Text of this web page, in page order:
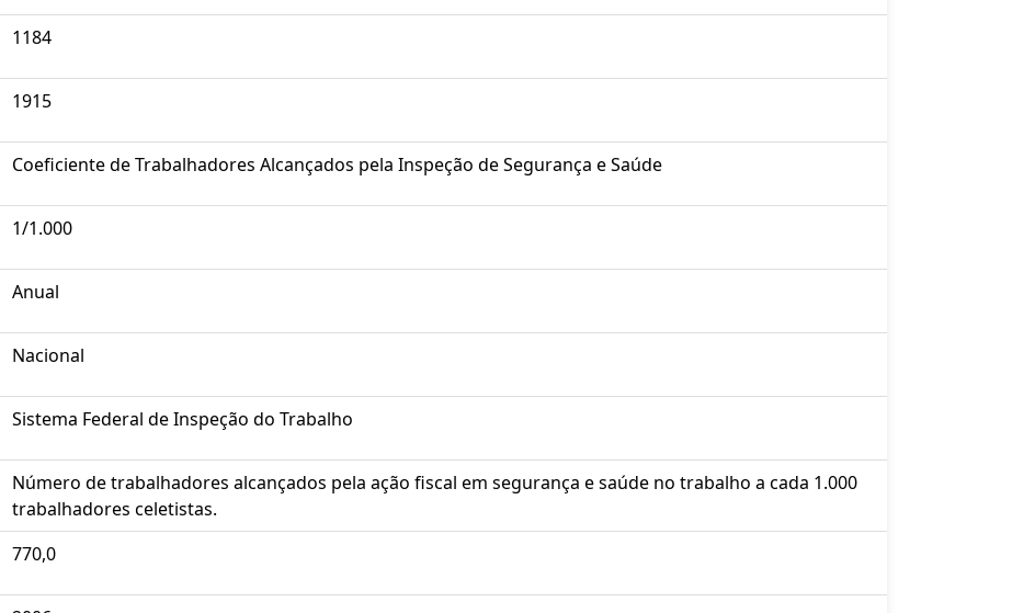
1184
1915
Coeficiente de Trabalhadores Alcançados pela Inspeção de Segurança e Saúde
1/1.000
Anual
Nacional
Sistema Federal de Inspeção do Trabalho
Número de trabalhadores alcançados pela ação fiscal em segurança e saúde no trabalho a cada 1.000
trabalhadores celetistas.
770,0